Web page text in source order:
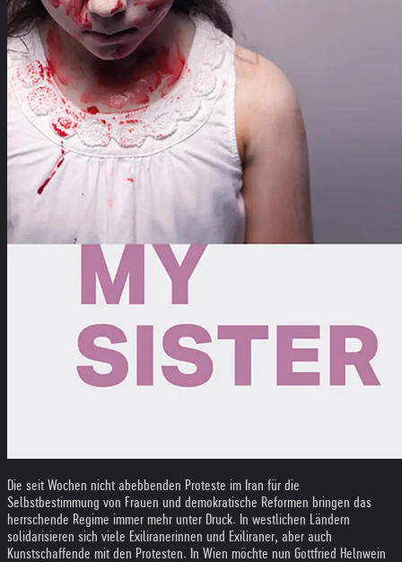
Die seit Wochen nicht abebbenden Proteste im Iran für die
Selbstbestimmung von Frauen und demokratische Reformen bringen das
herrschende Regime immer mehr unter Druck. In westlichen Ländern
solidarisieren sich viele Exiliranerinnen und Exiliraner, aber auch
Kunstschaffende mit den Protesten. In Wien möchte nun Gottfried Helnwein